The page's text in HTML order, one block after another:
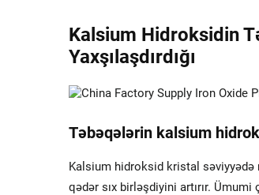
Kalsium Hidroksidin
Yaxşılaşdırdığı
Təbəqələrin kalsium
Kalsium hidroksid kristal
qədər sıx birləşdiyini artırır.